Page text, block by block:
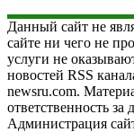
Данный сайт не
сайте ни чего не
услуги не
новостей RSS
newsru.com.
ответственность
Администрация